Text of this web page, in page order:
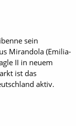
sein
Mirandola (Emilia-
II in neuem
ist das
aktiv.